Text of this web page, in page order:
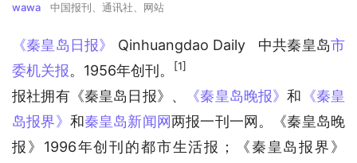
wawa 中国报刊、通讯社、网站
《秦皇岛日报》 Qinhuangdao Daily   中共秦皇岛市
委机关报。1956年创刊。 [1]
报社拥有《秦皇岛日报》、 《秦皇岛晚报》和 《秦皇
岛报界》 和秦皇岛新闻网两报一刊一网。《秦皇岛晚
报》1996年创刊的都市生活报；《秦皇岛报界》